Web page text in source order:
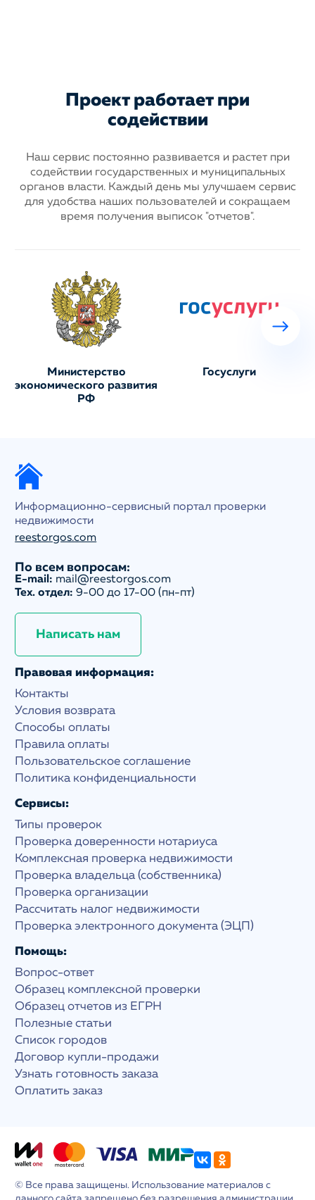
Проект работает при
содействии
Наш сервис постоянно развивается и растет при
содействии государственныхи муниципальных
органов власти. Каждый день мы улучшаем сервис
для удобства наших пользователей и сокращаем
время получения выписок "отчетов".
Министерство
экономического развития
РФ
Госуслуги
Информационно-сервисный портал проверки
недвижимости
reestorgos.com
По всем вопросам:
E-mail: mail@reestorgos.com
Тех. отдел: 9-00 до 17-00 (пн-пт)
Написать нам
Правовая информация:
Контакты
Условия возврата
Способы оплаты
Правила оплаты
Пользовательское соглашение
Политика конфиденциальности
Сервисы:
Типы проверок
Проверка доверенности нотариуса
Комплексная проверка недвижимости
Проверка владельца (собственника)
Проверка организации
Рассчитать налог недвижимости
Проверка электронного документа (ЭЦП)
Помощь:
Вопрос-ответ
Образец комплексной проверки
Образец отчетов из ЕГРН
Полезные статьи
Список городов
Договор купли-продажи
Узнать готовность заказа
Оплатить заказ
© Все права защищены. Использование материалов с